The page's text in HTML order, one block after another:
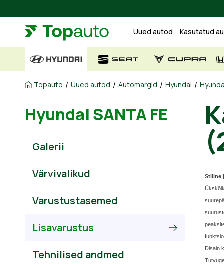
Uued autod Kasutatud
Topauto / Uued autod / Automargid / Hyundai /
Hyundai SANTA FE
Galerii
Värvivalikud
Varustustasemed
Lisavarustus
Tehnilised andmed
Stiilne
Disain